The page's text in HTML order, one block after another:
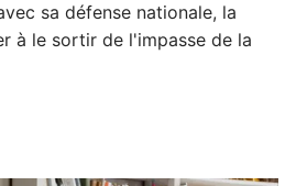
sa défense nationale, la
à le sortir de l'impasse de la